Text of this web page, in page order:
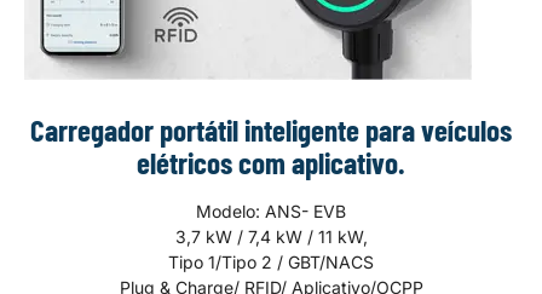
Carregador portátil inteligente para veículos
elétricos com aplicativo.
Modelo: ANS- EVB
3,7 kW / 7,4 kW / 11 kW,
Tipo 1/Tipo 2 / GBT/NACS
Plug & Charge/ RFID/ Aplicativo/OCPP